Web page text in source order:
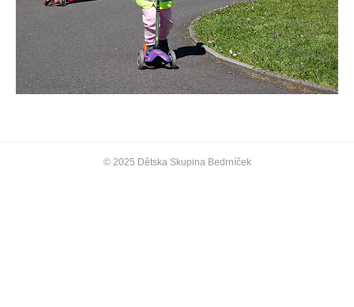
© 2025 Dětska Skupina Bedrníček